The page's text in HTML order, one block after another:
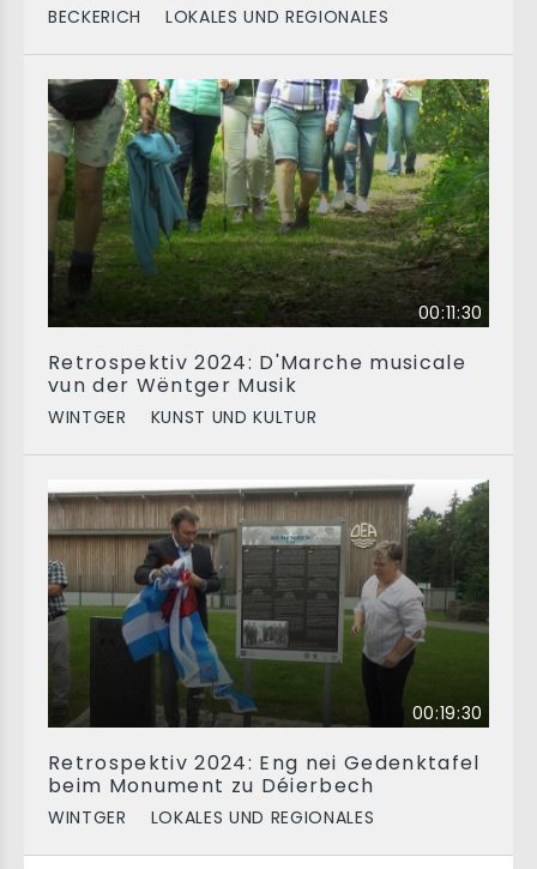
BECKERICH LOKALES UND REGIONALES
00:11:30
Retrospektiv 2024: D'Marche musicale
vun der Wëntger Musik
WINTGER KUNST UND KULTUR
00:19:30
Retrospektiv 2024: Eng nei Gedenktafel
beim Monument zu Déierbech
WINTGER LOKALES UND REGIONALES